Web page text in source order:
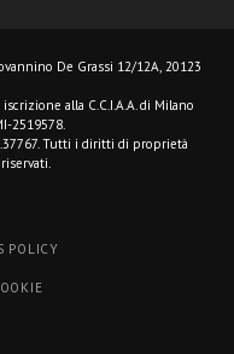
De Grassi 12/12A, 20123
iscrizione alla C.C.I.A.A. di Milano
2519578.
Tutti i diritti di proprietà
POLICY